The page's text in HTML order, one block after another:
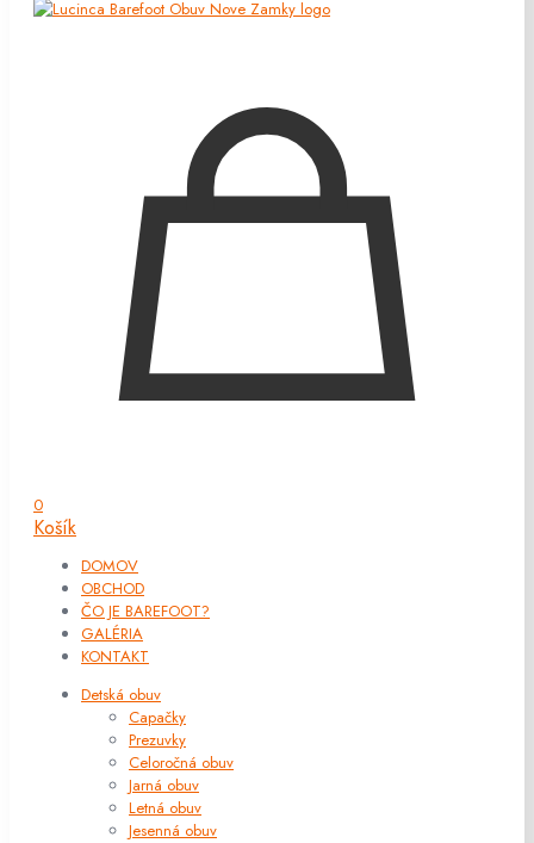
0
Košík
DOMOV
OBCHOD
ČO JE BAREFOOT?
GALÉRIA
KONTAKT
Detská obuv
Capačky
Prezuvky
Celoročná obuv
Jarná obuv
Letná obuv
Jesenná obuv